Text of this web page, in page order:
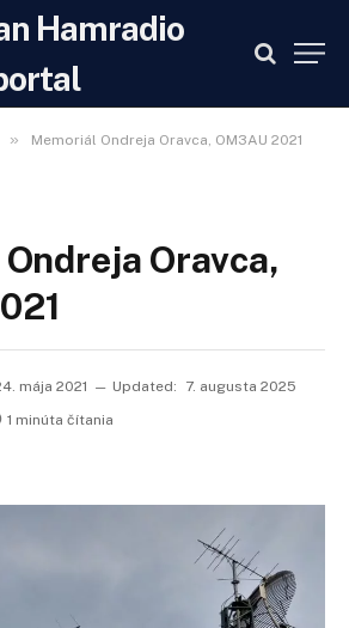
Hamradio
» Memoriál Ondreja Oravca, OM3AU 2021
Oravca,
mája 2021 Updated:
7. augusta 2025
1 minúta čítania